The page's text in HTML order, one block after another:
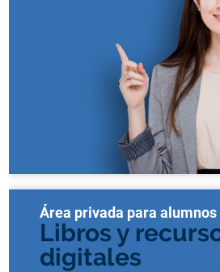
Área privada para
Libros y
digitales